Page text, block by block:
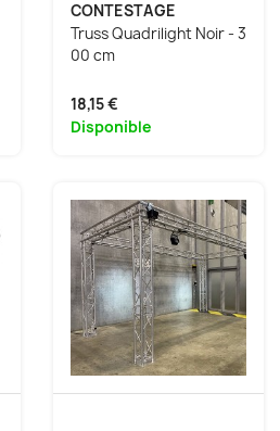
CONTESTAGE
Truss Quadrilight Noir - 3
00 cm
18,15 €
Disponible